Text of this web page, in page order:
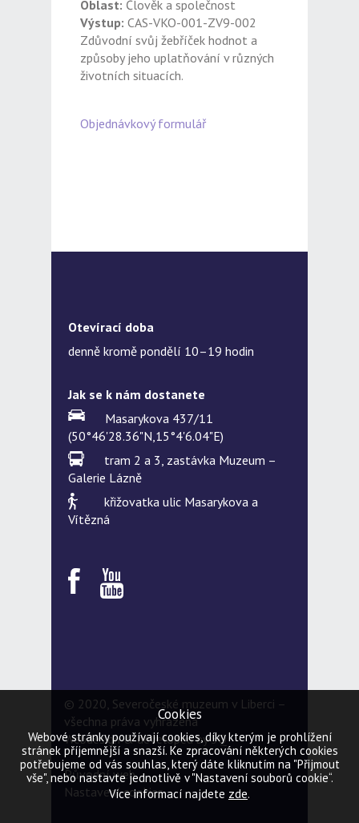
Oblast: Člověk a společnost
Výstup: CAS-VKO-001-ZV9-002
Zdůvodní svůj žebříček hodnot a
způsoby jeho uplatňování v různých
životních situacích.
Objednávkový formulář
Otevírací doba
denně kromě pondělí 10–19 hodin
Jak se k nám dostanete
Masarykova 437/11
(50°46'28.36"N,15°4'6.04"E)
tram 2 a 3, zastávka Muzeum –
Galerie Lázně
křižovatka ulic Masarykova a
Vítězná
© 2020, Severočeské muzeum v Liberci –
všechna práva vyhrazena
Webdesign & developed by5Q
Původní web
Nastavení cookies
Cookies
Webové stránky používají cookies, díky kterým je prohlížení
stránek příjemnější a snazší. Ke zpracování některých cookies
potřebujeme od vás souhlas, který dáte kliknutím na "Přijmout
vše", nebo nastavte jednotlivě v "Nastavení souborů cookie“.
Více informací najdete zde.